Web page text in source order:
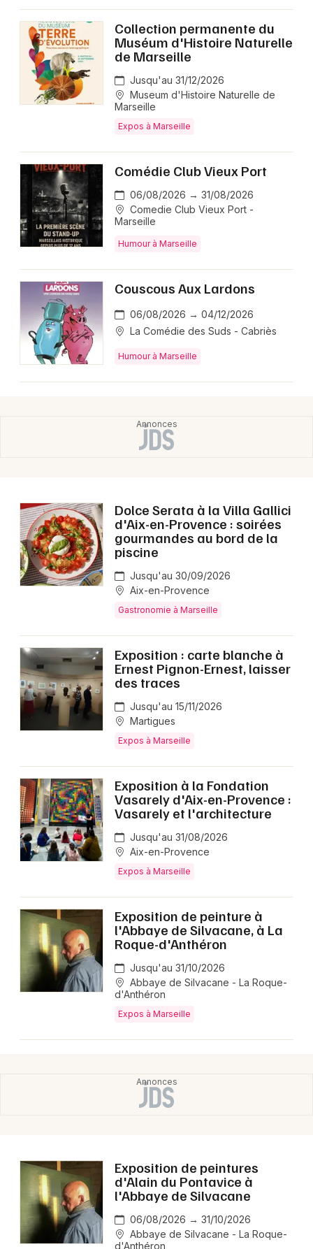
Collection permanente du
Muséum d'Histoire Naturelle
de Marseille
Jusqu'au 31/12/2026
Museum d'Histoire Naturelle de
Marseille
Expos à Marseille
Comédie Club Vieux Port
06/08/2026 → 31/08/2026
Comedie Club Vieux Port -
Marseille
Humour à Marseille
Couscous Aux Lardons
06/08/2026 → 04/12/2026
La Comédie des Suds - Cabriès
Humour à Marseille
Dolce Serata à la Villa Gallici
d'Aix-en-Provence : soirées
gourmandes au bord de la
piscine
Jusqu'au 30/09/2026
Aix-en-Provence
Gastronomie à Marseille
Exposition : carte blanche à
Ernest Pignon-Ernest, laisser
des traces
Jusqu'au 15/11/2026
Martigues
Expos à Marseille
Exposition à la Fondation
Vasarely d'Aix-en-Provence :
Vasarely et l'architecture
Jusqu'au 31/08/2026
Aix-en-Provence
Expos à Marseille
Exposition de peinture à
l'Abbaye de Silvacane, à La
Roque-d'Anthéron
Jusqu'au 31/10/2026
Abbaye de Silvacane - La Roque-
d'Anthéron
Expos à Marseille
Exposition de peintures
d'Alain du Pontavice à
l'Abbaye de Silvacane
06/08/2026 → 31/10/2026
Abbaye de Silvacane - La Roque-
d'Anthéron